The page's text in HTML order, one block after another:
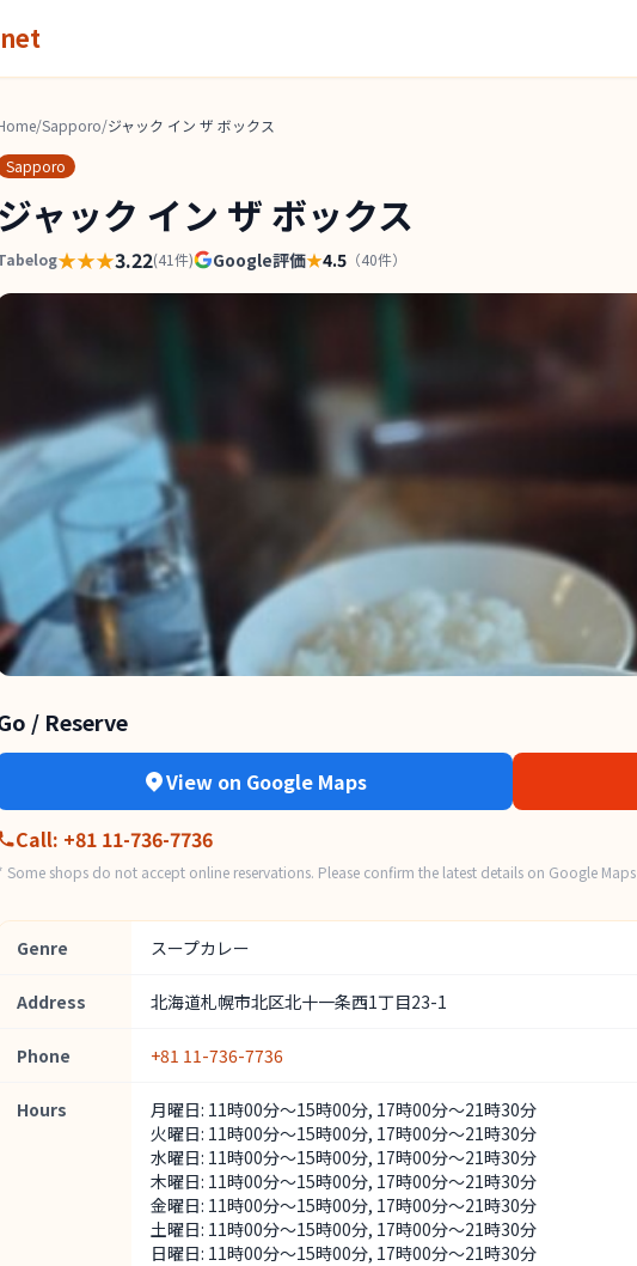
/Sapporo/ジャック イン ザ ボックス
Sapporo
ジャック イン ザ ボックス
★★★3.22(41件) Google評価★4.5 （40件）
/ Reserve
View on Google Maps
Call: +81 11-736-7736
Some shops do not accept online reservations. Please confirm the latest details on Google
Genre スープカレー
Address 北海道札幌市北区北十一条西1丁目23-1
Phone +81 11-736-7736
Hours
月曜日: 11時00分～15時00分, 17時00分～21時30分
火曜日: 11時00分～15時00分, 17時00分～21時30分
水曜日: 11時00分～15時00分, 17時00分～21時30分
木曜日: 11時00分～15時00分, 17時00分～21時30分
金曜日: 11時00分～15時00分, 17時00分～21時30分
土曜日: 11時00分～15時00分, 17時00分～21時30分
日曜日: 11時00分～15時00分, 17時00分～21時30分